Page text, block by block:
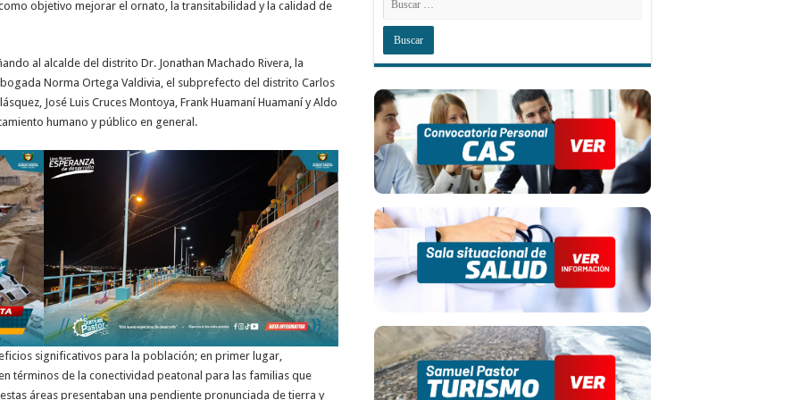
como objetivo mejorar el ornato, la transitabilidad y la calidad de
al alcalde del distrito Dr. Jonathan Machado Rivera, la
Norma Ortega Valdivia, el subprefecto del distrito Carlos
José Luis Cruces Montoya, Frank Huamaní Huamaní y Aldo
humano y público en general.
significativos para la población; en primer lugar,
términos de la conectividad peatonal para las familias que
áreas presentaban una pendiente pronunciada de tierra y